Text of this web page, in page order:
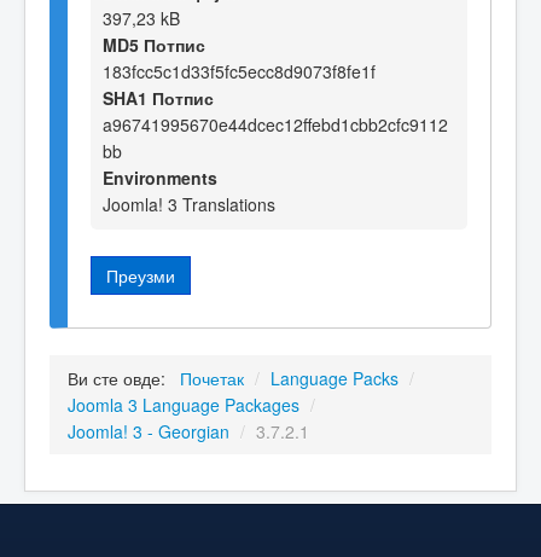
397,23 kB
MD5 Потпис
183fcc5c1d33f5fc5ecc8d9073f8fe1f
SHA1 Потпис
a96741995670e44dcec12ffebd1cbb2cfc9112
bb
Environments
Joomla! 3 Translations
Преузми
Ви сте овде: Почетак / Language Packs /
Joomla 3 Language Packages /
Joomla! 3 - Georgian / 3.7.2.1